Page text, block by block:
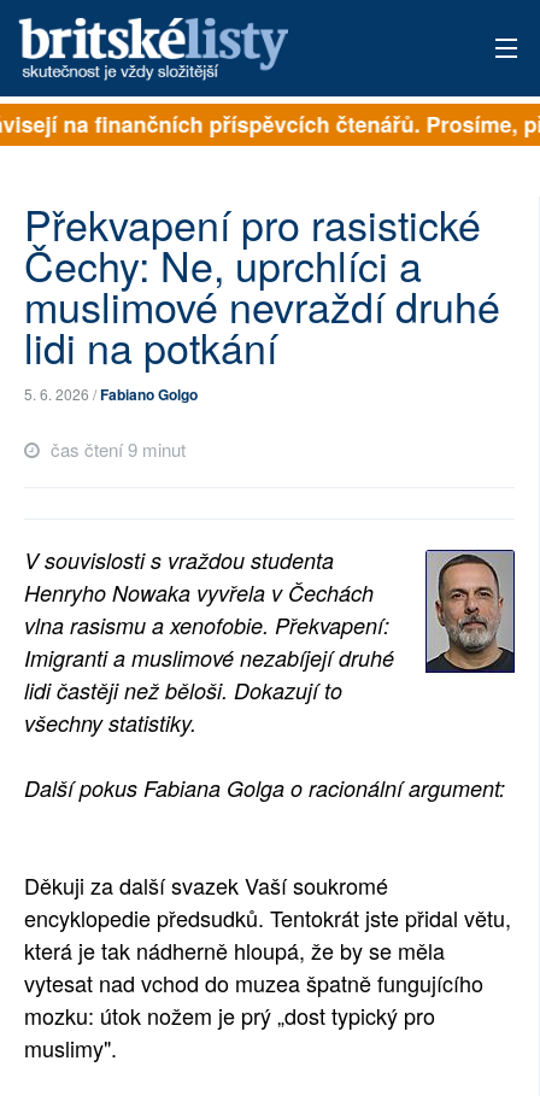
PŘIHLÁSIT
ARCHIV
ROZHOVORY
TÉMATA
NEJČTENĚJŠÍ ZA 7 DNÍ
AUTOŘI
SOCIÁLNÍ SÍTĚ
RUBRIKY
PLNÁ VERZE STRÁNEK
na finančních příspěvcích čtenářů. Prosíme,
Překvapení pro rasistické
Čechy: Ne, uprchlíci a
muslimové nevraždí druhé
lidi na potkání
5. 6. 2026 /Fabiano Golgo
čas čtení 9 minut
V souvislosti s vraždou studenta
Henryho Nowaka vyvřela v Čechách
vlna rasismu a xenofobie. Překvapení:
Imigranti a muslimové nezabíjejí druhé
lidi častěji než běloši. Dokazují to
všechny statistiky.
Další pokus Fabiana Golga o racionální argument:
Děkuji za další svazek Vaší soukromé
encyklopedie předsudků. Tentokrát jste přidal větu,
která je tak nádherně hloupá, že by se měla
vytesat nad vchod do muzea špatně fungujícího
mozku: útok nožem je prý „dost typický pro
muslimy".